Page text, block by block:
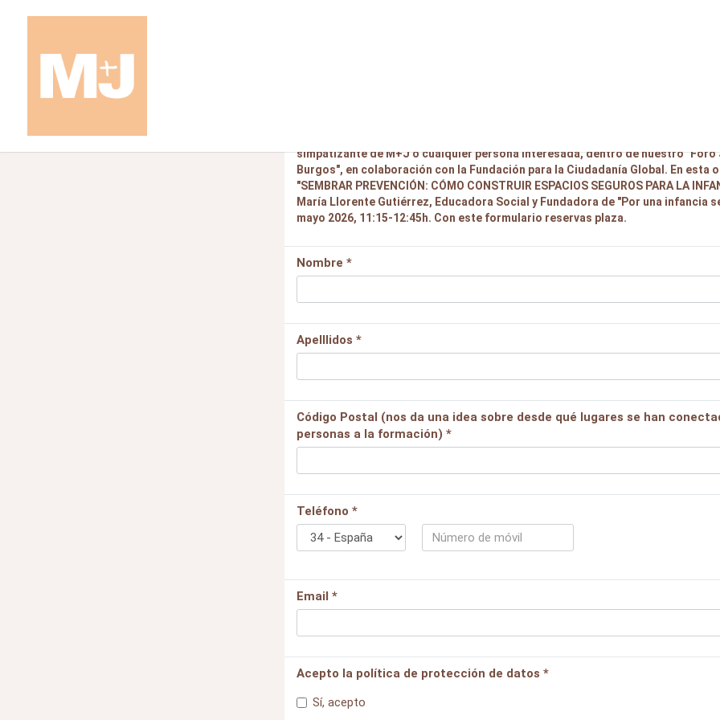
simpatizante de M+J o cualquier persona interesada, dentro de nuestro "Foro
Burgos", en colaboración con la Fundación para la Ciudadanía Global. En esta
"SEMBRAR PREVENCIÓN: CÓMO CONSTRUIR ESPACIOS SEGUROS PARA LA
María Llorente Gutiérrez, Educadora Social y Fundadora de "Por una infancia
mayo 2026, 11:15-12:45h. Con este formulario reservas plaza.
Nombre *
Apelllidos *
Código Postal (nos da una idea sobre desde qué lugares se han
personas a la formación) *
Teléfono *
Email *
Acepto la política de protección de datos *
Sí, acepto